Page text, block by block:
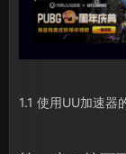
1.1 使用UU加速器